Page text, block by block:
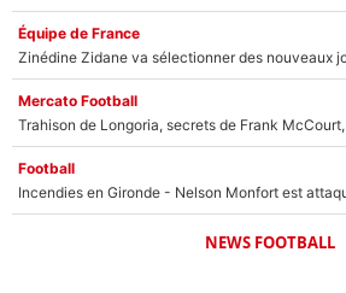
Équipe de France
Mercato Football
Football
NEWS FOOTBALL